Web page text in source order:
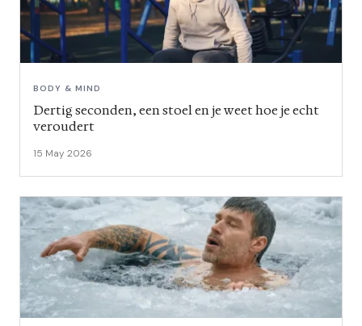
BODY & MIND
Dertig seconden, een stoel en je weet hoe je echt
veroudert
15 May 2026